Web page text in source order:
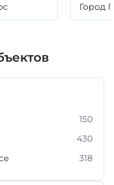
Город
150
430
318